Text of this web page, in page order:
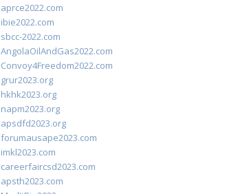
aprce2022.com
ibie2022.com
sbcc-2022.com
AngolaOilAndGas2022.com
Convoy4Freedom2022.com
grur2023.org
hkhk2023.org
napm2023.org
apsdfd2023.org
forumausape2023.com
imkl2023.com
careerfaircsd2023.com
apsth2023.com